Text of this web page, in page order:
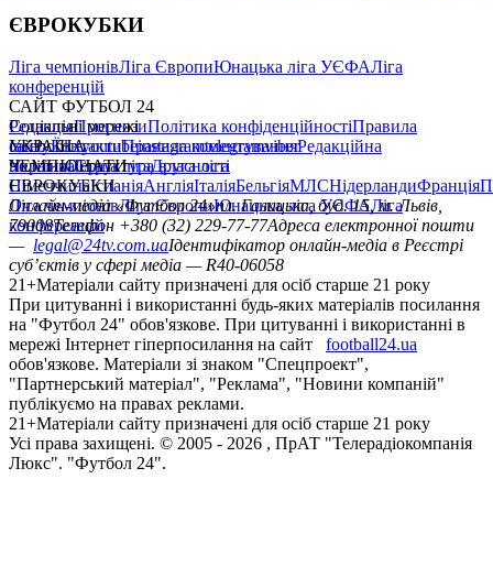
ЄВРОКУБКИ
Ліга чемпіонівЛіга ЄвропиЮнацька ліга УЄФАЛіга
конференцій
САЙТ ФУТБОЛ 24
РедакціяПрогнозиПолітика конфіденційностіПравила
сайтуКонтактиПравила коментуванняРедакційна
політикаСтруктура власності
Соціальні мережі
facebookxyoutubeinstagramtelegramviber
УКРАЇНА
УкраїнаПерша лігаДруга ліга
ЧЕМПІОНАТИ
НімеччинаІспаніяАнгліяІталіяБельгіяМЛСНідерландиФранція
ЄВРОКУБКИ
Ліга чемпіонівЛіга ЄвропиЮнацька ліга УЄФАЛіга
конференцій
Онлайн-медіа «Футбол 24»пл. Галицька, буд. 15, м. Львів,
79008Телефон +380 (32) 229-77-77Адреса електронної пошти
— legal@24tv.com.uaІдентифікатор онлайн-медіа в Реєстрі
суб’єктів у сфері медіа — R40-06058
21+Матеріали сайту призначені для осіб старше 21 року
При цитуванні і використанні будь-яких матеріалів посилання
на "Футбол 24" обов'язкове. При цитуванні і використанні в
мережі Інтернет гіперпосилання на сайт
football24.ua
обов'язкове. Матеріали зі знаком "Спецпроект",
"Партнерський матеріал", "Реклама", "Новини компаній"
публікуємо на правах реклами.
21+Матеріали сайту призначені для осіб старше 21 року
Усi права захищенi. © 2005 - 2026 , ПрАТ "Телерадіокомпанія
Люкс". "Футбол 24".